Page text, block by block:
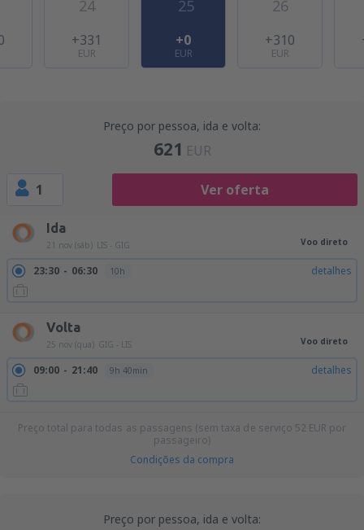
24
+331
EUR
25
+0
EUR
26
+310
EUR
Preço por pessoa, ida e volta:
621 EUR
1 Ver oferta
Ida
21 nov (sáb) LIS - GIG Voo direto
23:30 06:30 10h detalhes
Volta
25 nov (qua) GIG - LIS Voo direto
09:00 21:40 9h 40min detalhes
Preço total para todas as passagens (sem taxa de serviço 52 EUR por
passageiro)
Condições da compra
Preço por pessoa, ida e volta: